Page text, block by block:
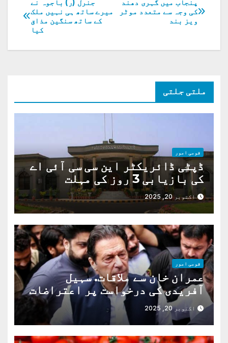
پوسٹوں
کی
نیویگیشن
جنرل (ر) باجوہ نے
میرے ساتھ ہی نہیں ملک
کے ساتھ سنگین مذاق
کیا
پنجاب میں گہری دھند
کی وجہ سے متعدد موٹر
ویز بند
ملتی جلتی
قومی امور
ڈپٹی ڈائریکٹر این سی سی آئی اے
کی بازیابی 3 روز کی مہلت
اکتوبر 20, 2025
قومی امور
عمران خان سے ملاقات. سہیل
آفریدی کی درخواست پر اعتراضات
دوراکتوبر 20, 2025